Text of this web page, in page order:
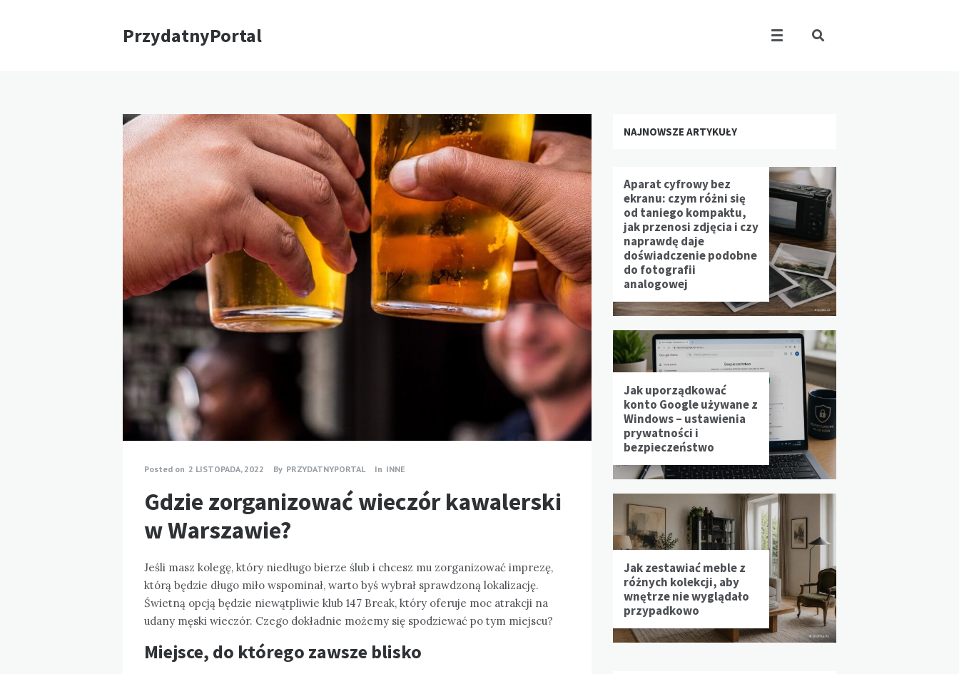
PrzydatnyPortal
Posted on 2 LISTOPADA, 2022 By PRZYDATNYPORTAL In INNE
Gdzie zorganizować wieczór kawalerski
w Warszawie?
Jeśli masz kolegę, który niedługo bierze ślub i chcesz mu zorganizować imprezę,
którą będzie długo miło wspominał, warto byś wybrał sprawdzoną lokalizację.
Świetną opcją będzie niewątpliwie klub 147 Break, który oferuje moc atrakcji na
udany męski wieczór. Czego dokładnie możemy się spodziewać po tym miejscu?
Miejsce, do którego zawsze blisko
NAJNOWSZE ARTYKUŁY
Aparat cyfrowy bez
ekranu: czym różni się
od taniego kompaktu,
jak przenosi zdjęcia i czy
naprawdę daje
doświadczenie podobne
do fotografii
analogowej
Jak uporządkować
konto Google używane z
Windows – ustawienia
prywatności i
bezpieczeństwo
Jak zestawiać meble z
różnych kolekcji, aby
wnętrze nie wyglądało
przypadkowo